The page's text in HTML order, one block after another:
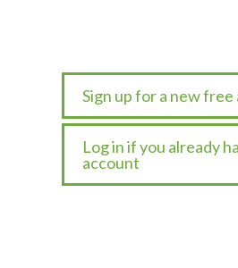
Sign up for a new
Log in if you already
account